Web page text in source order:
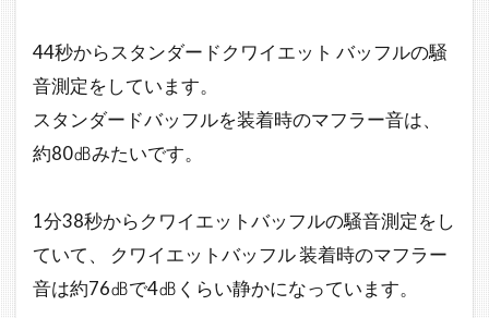
44秒からスタンダードクワイエット バッフルの騒
音測定をしています。
スタンダードバッフルを装着時のマフラー音は、
約80㏈みたいです。
1分38秒からクワイエットバッフルの騒音測定をし
ていて、 クワイエットバッフル 装着時のマフラー
音は約76㏈で4㏈くらい静かになっています。